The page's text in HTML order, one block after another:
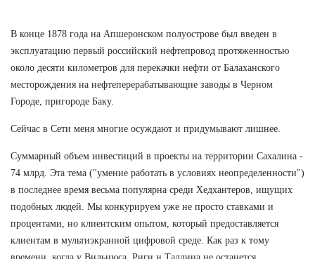
В конце 1878 года на Апшеронском полуострове был введен в
эксплуатацию первый российский нефтепровод протяженностью
около десяти километров для перекачки нефти от Балаханского
месторождения на нефтеперерабатывающие заводы в Черном
Городе, пригороде Баку.
Сейчас в Сети меня многие осуждают и придумывают лишнее.
Суммарный объем инвестиций в проекты на территории Сахалина -
74 млрд. Эта тема ("умение работать в условиях неопределенности")
в последнее время весьма популярна среди Хедхантеров, ищущих
подобных людей. Мы конкурируем уже не просто ставками и
процентами, но клиентским опытом, который предоставляется
клиентам в мультиэкранной цифровой среде. Как раз к тому